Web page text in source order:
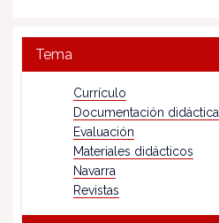
Tema
Currículo
Documentación didáctica
Evaluación
Materiales didácticos
Navarra
Revistas